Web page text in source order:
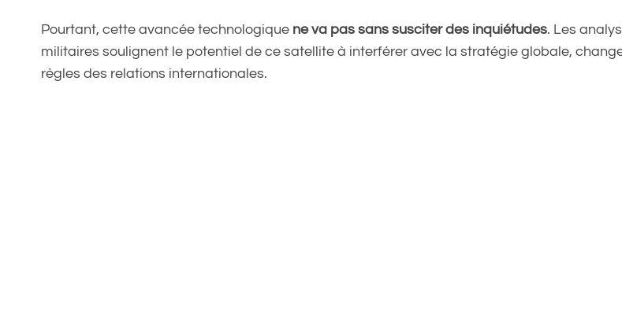
Pourtant, cette avancée technologique ne va pas sans susciter des inquiétudes. Les
militaires soulignent le potentiel de ce satellite à interférer avec la stratégie globale,
règles des relations internationales.